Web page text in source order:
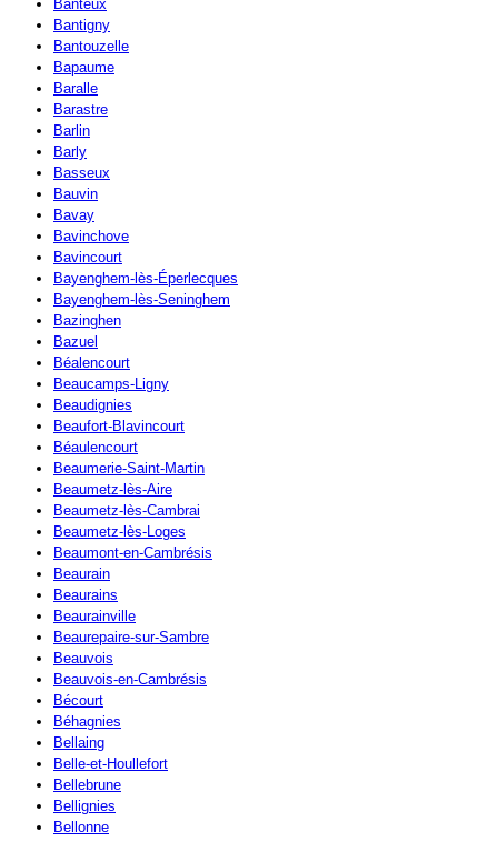
Banteux
Bantigny
Bantouzelle
Bapaume
Baralle
Barastre
Barlin
Barly
Basseux
Bauvin
Bavay
Bavinchove
Bavincourt
Bayenghem-lès-Éperlecques
Bayenghem-lès-Seninghem
Bazinghen
Bazuel
Béalencourt
Beaucamps-Ligny
Beaudignies
Beaufort-Blavincourt
Béaulencourt
Beaumerie-Saint-Martin
Beaumetz-lès-Aire
Beaumetz-lès-Cambrai
Beaumetz-lès-Loges
Beaumont-en-Cambrésis
Beaurain
Beaurains
Beaurainville
Beaurepaire-sur-Sambre
Beauvois
Beauvois-en-Cambrésis
Bécourt
Béhagnies
Bellaing
Belle-et-Houllefort
Bellebrune
Bellignies
Bellonne